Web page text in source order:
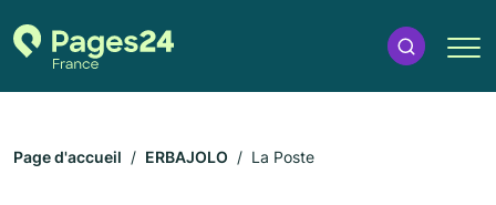
Page d'accueil ERBAJOLO La Poste